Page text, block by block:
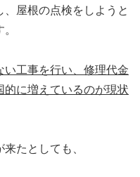
屋根の点検をしようと
工事を行い、修理代金
的に増えているのが現状
たとしても、